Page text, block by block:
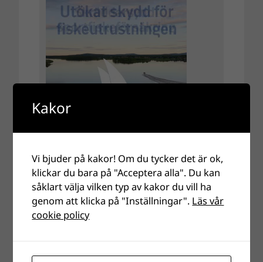
Kakor
Vi bjuder på kakor! Om du tycker det är ok,
klickar du bara på "Acceptera alla". Du kan
såklart välja vilken typ av kakor du vill ha
genom att klicka på "Inställningar". Läs vår
cookie policy